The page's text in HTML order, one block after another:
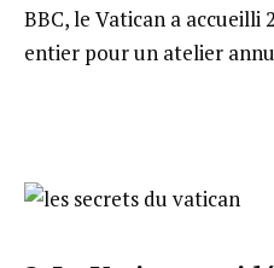
BBC, le Vatican a accueilli
entier pour un atelier